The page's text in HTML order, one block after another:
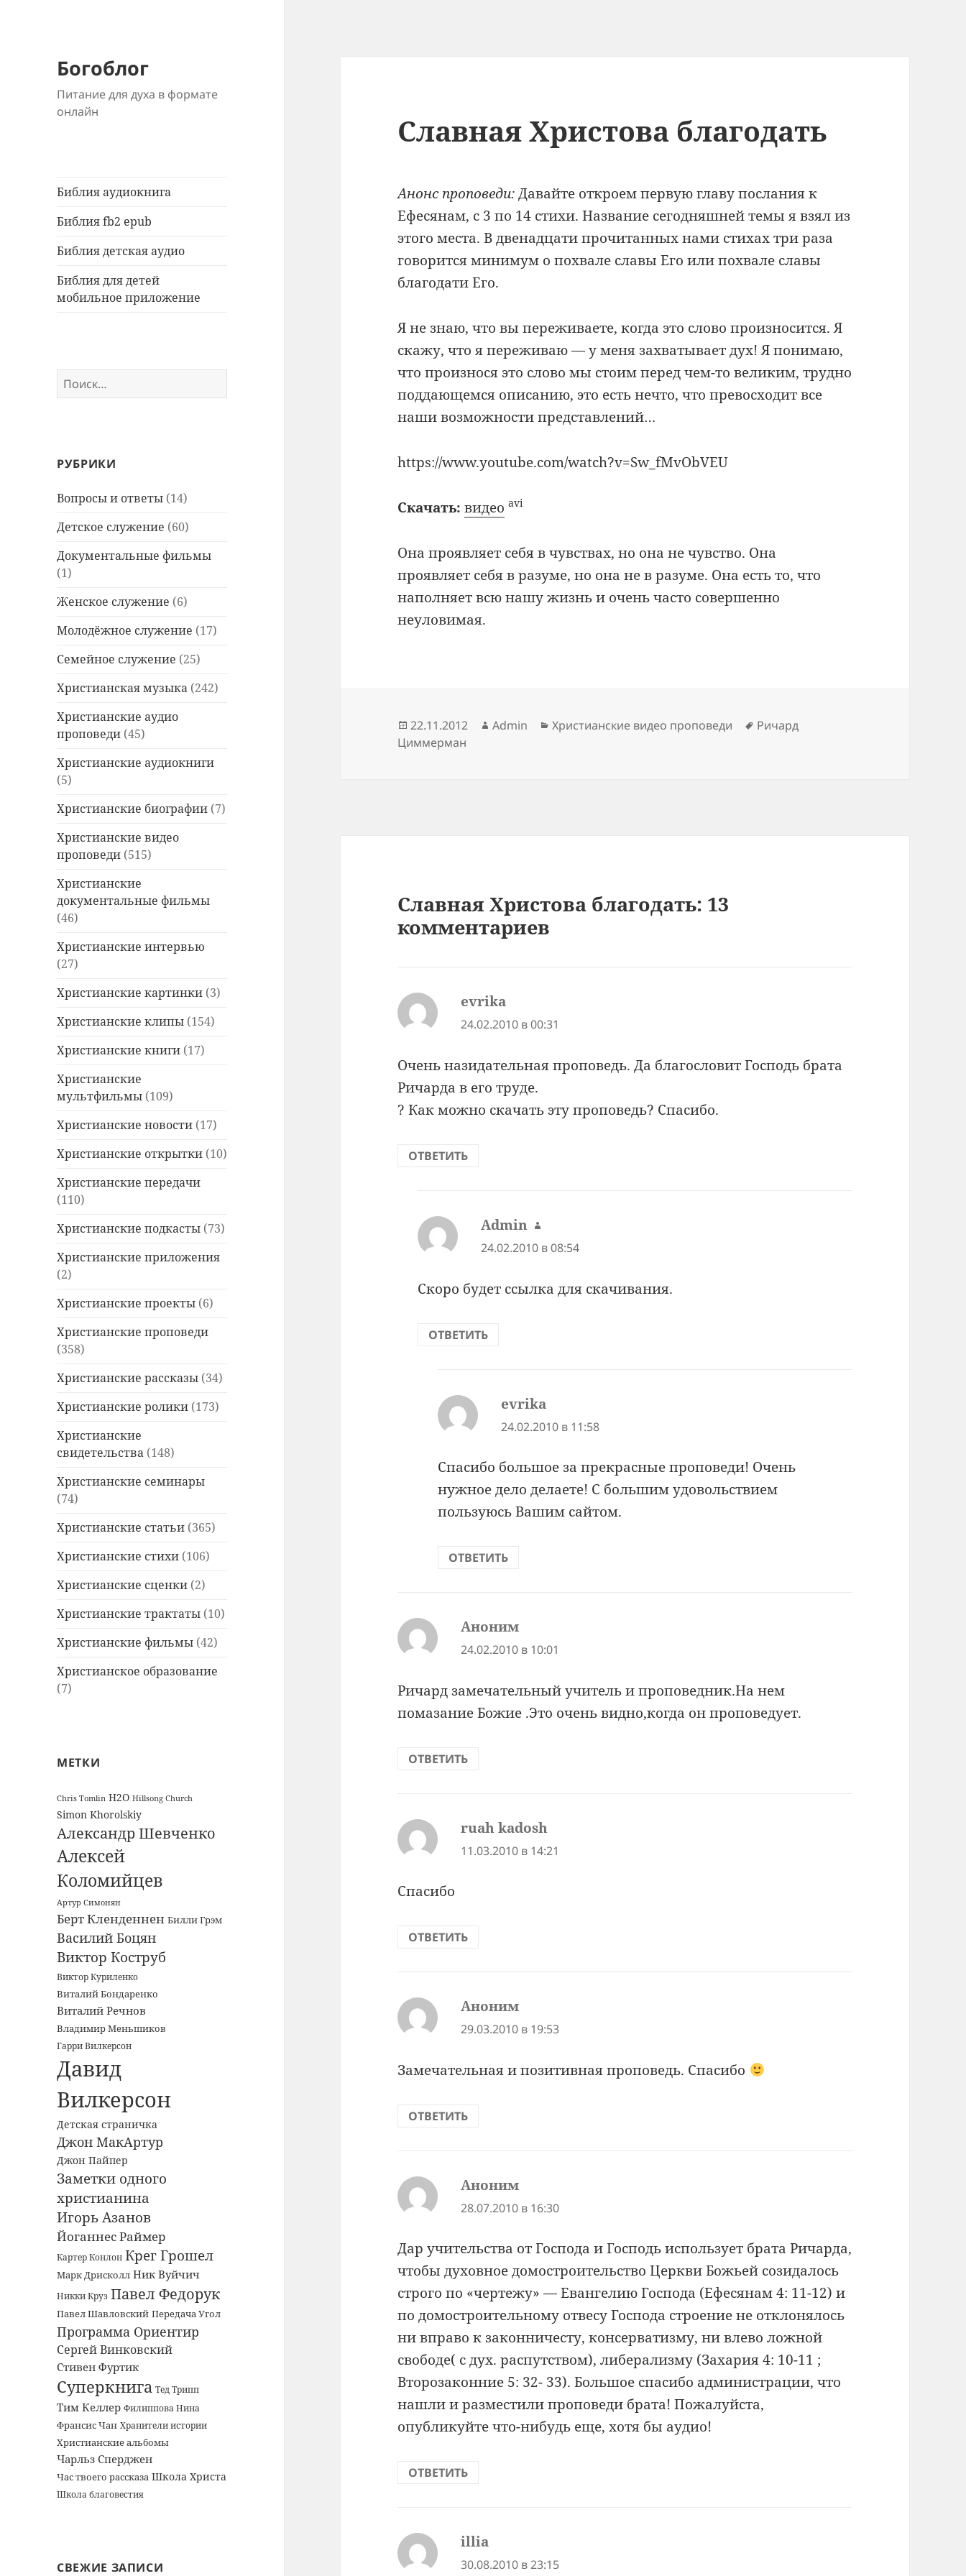
Богоблог
Питание для духа в формате
онлайн
Библия аудиокнига
Библия fb2 epub
Библия детская аудио
Библия для детей
мобильное приложение
Найти:
РУБРИКИ
Вопросы и ответы (14)
Детское служение (60)
Документальные фильмы
(1)
Женское служение (6)
Молодёжное служение (17)
Семейное служение (25)
Христианская музыка (242)
Христианские аудио
проповеди (45)
Христианские аудиокниги
(5)
Христианские биографии (7)
Христианские видео
проповеди (515)
Христианские
документальные фильмы
(46)
Христианские интервью
(27)
Христианские картинки (3)
Христианские клипы (154)
Христианские книги (17)
Христианские
мультфильмы (109)
Христианские новости (17)
Христианские открытки (10)
Христианские передачи
(110)
Христианские подкасты (73)
Христианские приложения
(2)
Христианские проекты (6)
Христианские проповеди
(358)
Христианские рассказы (34)
Христианские ролики (173)
Христианские
свидетельства (148)
Христианские семинары
(74)
Христианские статьи (365)
Христианские стихи (106)
Христианские сценки (2)
Христианские трактаты (10)
Христианские фильмы (42)
Христианское образование
(7)
МЕТКИ
Chris Tomlin H2O Hillsong Church
Simon Khorolskiy
Александр Шевченко
Алексей
Коломийцев
Артур Симонян
Берт Кленденнен Билли Грэм
Василий Боцян
Виктор Коструб
Виктор Куриленко
Виталий Бондаренко
Виталий Речнов
Владимир Меньшиков
Гарри Вилкерсон
Давид
Вилкерсон
Детская страничка
Джон МакАртур
Джон Пайпер
Заметки одного
христианина
Игорь Азанов
Йоганнес Раймер
Картер Конлон Крег Грошел
Марк Дрисколл Ник Вуйчич
Никки Круз Павел Федорук
Павел Шавловский Передача Угол
Программа Ориентир
Сергей Винковский
Стивен Фуртик
Суперкнига Тед Трипп
Тим Келлер Филиппова Нина
Франсис Чан Хранители истории
Христианские альбомы
Чарльз Сперджен
Час твоего рассказа Школа Христа
Школа благовестия
СВЕЖИЕ ЗАПИСИ
Славная Христова благодать
Анонс проповеди:Давайте откроем первую главу послания к
Ефесянам, с 3 по 14 стихи. Название сегодняшней темы я взял из
этого места. В двенадцати прочитанных нами стихах три раза
говорится минимум о похвале славы Его или похвале славы
благодати Его.
Я не знаю, что вы переживаете, когда это слово произносится. Я
скажу, что я переживаю — у меня захватывает дух! Я понимаю,
что произнося это слово мы стоим перед чем-то великим, трудно
поддающемся описанию, это есть нечто, что превосходит все
наши возможности представлений…
https://www.youtube.com/watch?v=Sw_fMvObVEU
Скачать: видео avi
Она проявляет себя в чувствах, но она не чувство. Она
проявляет себя в разуме, но она не в разуме. Она есть то, что
наполняет всю нашу жизнь и очень часто совершенно
неуловимая.
Опубликовано
22.11.2012 Автор
Admin Рубрики
Христианские видео проповеди Метки
Ричард
Циммерман
Славная Христова благодать: 13
комментариев
evrika
24.02.2010 в 00:31
Очень назидательная проповедь. Да благословит Господь брата
Ричарда в его труде.
? Как можно скачать эту проповедь? Спасибо.
ОТВЕТИТЬ
Admin :
24.02.2010 в 08:54
Скоро будет ссылка для скачивания.
ОТВЕТИТЬ
evrika
24.02.2010 в 11:58
Спасибо большое за прекрасные проповеди! Очень
нужное дело делаете! С большим удовольствием
пользуюсь Вашим сайтом.
ОТВЕТИТЬ
Аноним
24.02.2010 в 10:01
Ричард замечательный учитель и проповедник.На нем
помазание Божие .Это очень видно,когда он проповедует.
ОТВЕТИТЬ
ruah kadosh
11.03.2010 в 14:21
Спасибо
ОТВЕТИТЬ
Аноним
29.03.2010 в 19:53
Замечательная и позитивная проповедь. Спасибо
ОТВЕТИТЬ
Аноним
28.07.2010 в 16:30
Дар учительства от Господа и Господь использует брата Ричарда,
чтобы духовное домостроительство Церкви Божьей созидалось
строго по «чертежу» — Евангелию Господа (Ефесянам 4: 11-12) и
по домостроительному отвесу Господа строение не отклонялось
ни вправо к законничесту, консерватизму, ни влево ложной
свободе( с дух. распутством), либерализму (Захария 4: 10-11 ;
Второзаконние 5: 32- 33). Большое спасибо администрации, что
нашли и разместили проповеди брата! Пожалуйста,
опубликуйте что-нибудь еще, хотя бы аудио!
ОТВЕТИТЬ
illia
30.08.2010 в 23:15